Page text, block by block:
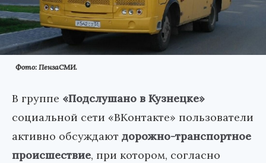
Фото: ПензаСМИ.
В группе «Подслушано в Кузнецке»
социальной сети «ВКонтакте» пользователи
активно обсуждают дорожно-транспортное
происшествие, при котором, согласно